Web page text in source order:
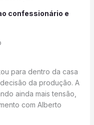
confessionário e
para dentro da casa
da produção. A
ainda mais tensão,
com Alberto